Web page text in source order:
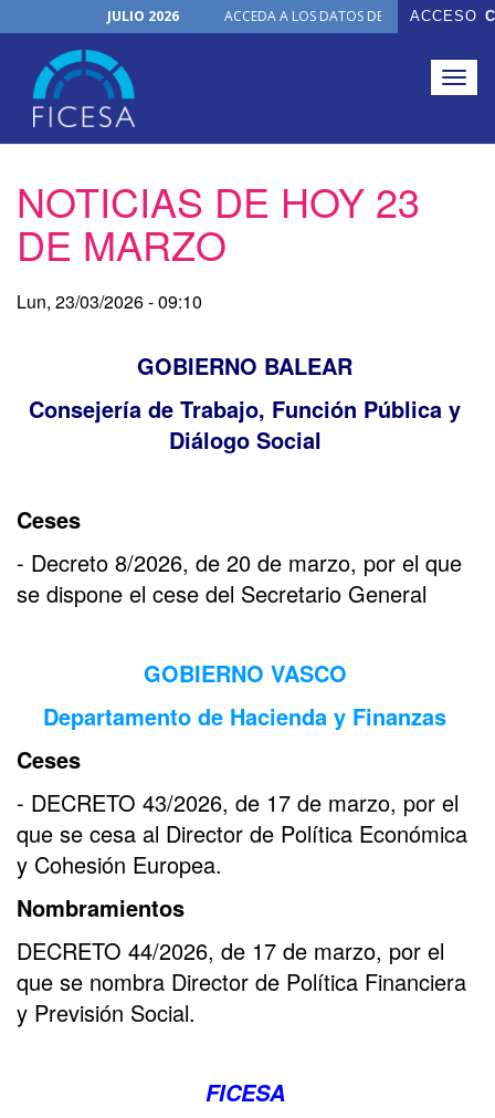
contenido
principal
JULIO 2026
Noticias
Actualizaciones Junio 2026
ACCEDA A LOS DATOS DE TODOS LOS
ACCESO
NOTICIAS DE HOY 23
DE MARZO
Lun, 23/03/2026 - 09:10
GOBIERNO BALEAR
Consejería de Trabajo, Función Pública y
Diálogo Social
Ceses
- Decreto 8/2026, de 20 de marzo, por el que
se dispone el cese del Secretario General
GOBIERNO VASCO
Departamento de Hacienda y Finanzas
Ceses
- DECRETO 43/2026, de 17 de marzo, por el
que se cesa al Director de Política Económica
y Cohesión Europea.
Nombramientos
DECRETO 44/2026, de 17 de marzo, por el
que se nombra Director de Política Financiera
y Previsión Social.
FICESA